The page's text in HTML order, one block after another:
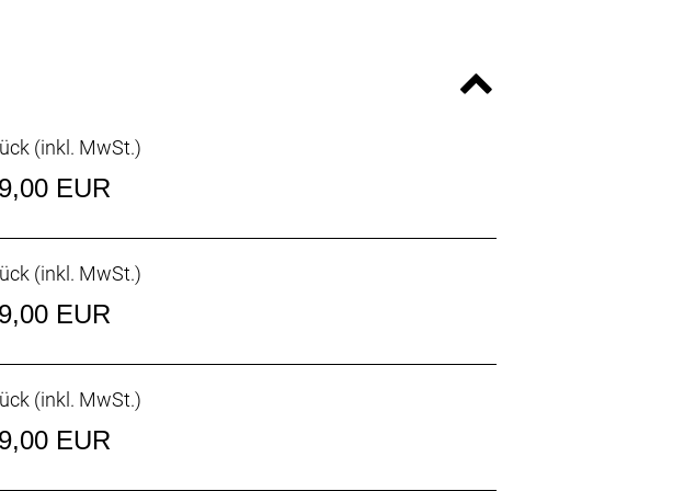
(inkl. MwSt.)
EUR
(inkl. MwSt.)
EUR
(inkl. MwSt.)
EUR